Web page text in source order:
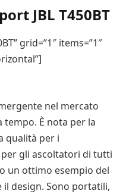
JBL T450BT
grid=”1″ items=”1″
nel mercato
tempo. È nota per la
qualità per i
gli ascoltatori di tutti
un ottimo esempio del
design. Sono portatili,